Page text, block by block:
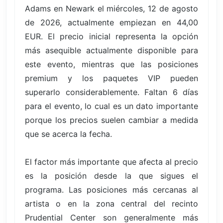
Adams en Newark el miércoles, 12 de agosto
de 2026, actualmente empiezan en 44,00
EUR. El precio inicial representa la opción
más asequible actualmente disponible para
este evento, mientras que las posiciones
premium y los paquetes VIP pueden
superarlo considerablemente. Faltan 6 días
para el evento, lo cual es un dato importante
porque los precios suelen cambiar a medida
que se acerca la fecha.
El factor más importante que afecta al precio
es la posición desde la que sigues el
programa. Las posiciones más cercanas al
artista o en la zona central del recinto
Prudential Center son generalmente más